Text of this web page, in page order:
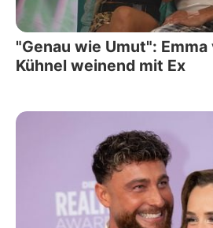
"Genau wie Umut":
Kühnel weinend mit Ex